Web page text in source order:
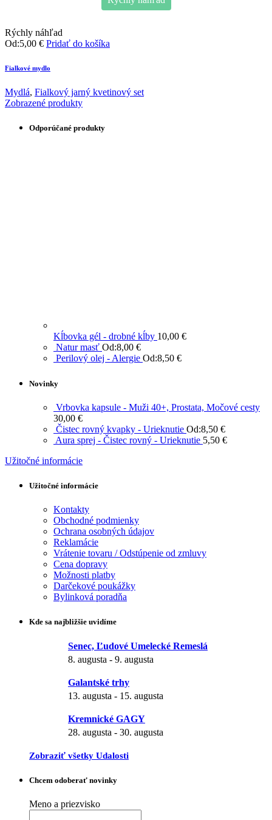
Rýchly náhľad
Od:5,00 € Pridať do košíka
Fialkové mydlo
Mydlá, Fialkový jarný kvetinový set
Zobrazené produkty
Odporúčané produkty
Kĺbovka gél - drobné kĺby 10,00 €
Natur masť Od:8,00 €
Perilový olej - Alergie Od:8,50 €
Novinky
Vrbovka kapsule - Muži 40+, Prostata, Močové cesty
30,00 €
Čistec rovný kvapky - Urieknutie Od:8,50 €
Aura sprej - Čistec rovný - Urieknutie 5,50 €
Užitočné informácie
Užitočné informácie
Kontakty
Obchodné podmienky
Ochrana osobných údajov
Reklamácie
Vrátenie tovaru / Odstúpenie od zmluvy
Cena dopravy
Možnosti platby
Darčekové poukážky
Bylinková poradňa
Kde sa najbližšie uvidíme
Senec, Ľudové Umelecké Remeslá
8. augusta - 9. augusta
Galantské trhy
13. augusta - 15. augusta
Kremnické GAGY
28. augusta - 30. augusta
Zobraziť všetky Udalosti
Chcem odoberať novinky
Meno a priezvisko